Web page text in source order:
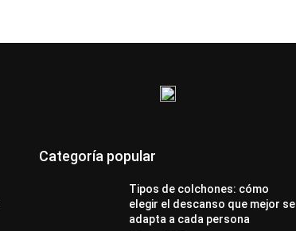
Categoría popular
Tipos de colchones: cómo
elegir el descanso que mejor se
adapta a cada persona